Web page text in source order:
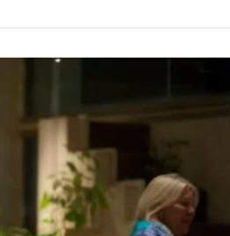
NACIONALES
Una imagen clave da
judicial bonaerense
Una fotografía tomada en 2016 es
funcionamiento fue puesto en
de la entonces gobernadora
se habla de perseguir políticamente a
La Contracara19 de enero de 2022